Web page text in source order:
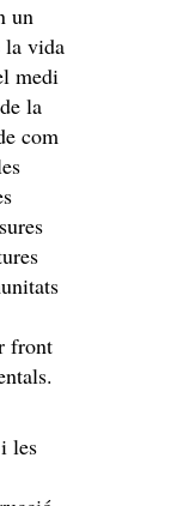
un
la vida
medi
la
com
front
les